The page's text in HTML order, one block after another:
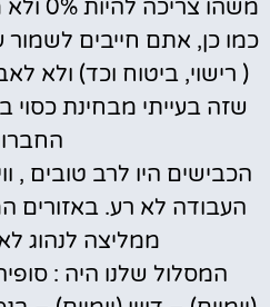
משהו
כמו כן, אתם חייבים
( רישוי, ביטוח וכד) ולא
שזה בעייתי מבחינת כסוי
העבודה לא רע. באזורים
ממליצה לנהוג
המסלול שלנו היה :